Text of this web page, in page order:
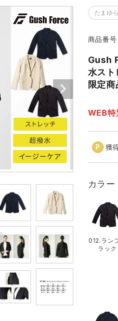
全保護具
鞄・バッグ類
刺繍・プリント加工対象商品
ロシャツランキング
ランキング
繍・プリント加工対象商品
きウェア
ル
おたふく手
GDジャパン
ムービンカ
リバー スターライ
ーン商事株式会
庫作業服
たまゆ
商品番号
Gush
水ス
限定
WEB特
獲
カラー
012.ラン
ラック